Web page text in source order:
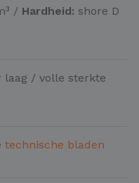
/ Hardheid: shore D
laag / volle sterkte
technische bladen